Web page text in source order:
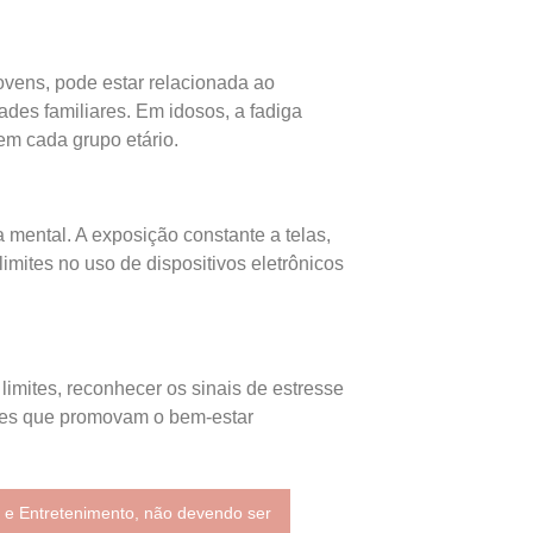
pode estar relacionada ao
familiares. Em idosos, a fadiga
cada grupo etário.
A exposição constante a telas,
no uso de dispositivos eletrônicos
reconhecer os sinais de estresse
que promovam o bem-estar
Entretenimento, não devendo ser